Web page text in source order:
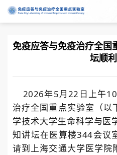
免疫应答与免疫治疗全国
坛顺
2026年5月22 日上午1 0
治疗全国重点实验室（以
学技术大学生命科学与医
知讲坛在医算楼344会议
请到上海交通大学医学院